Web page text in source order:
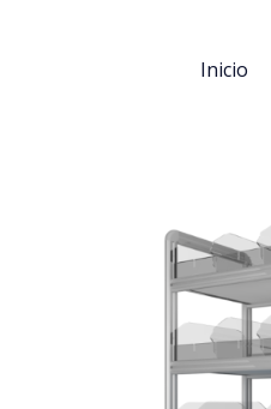
Inicio